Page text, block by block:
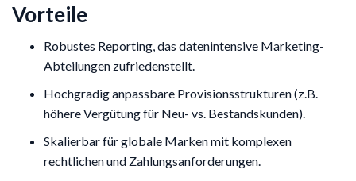
Vorteile
Robustes Reporting, das datenintensive Marketing-
Abteilungen zufriedenstellt.
Hochgradig anpassbare Provisionsstrukturen (z.B.
höhere Vergütung für Neu- vs. Bestandskunden).
Skalierbar für globale Marken mit komplexen
rechtlichen und Zahlungsanforderungen.